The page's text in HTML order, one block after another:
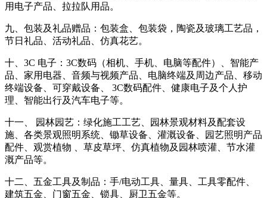
用电子产品、拉拉队用品。
九、包装及礼品赠品：包装盒、包装袋，陶瓷及玻璃工艺品，
节日礼品、活动礼品、仿真花艺。
十、 3C 电子：3C数码（相机、手机、电脑等配件）、智能产
品、家用电器、音频与视频产品、电脑终端及周边产品、移动
终端设备、可穿戴设备、 3C数码配件、健康电子及个人护
理、智能出行及汽车电子等。
十一、
园林园艺：绿化施工工艺、园林景观材料及配套设
施、各类景观照明系统、锄草设备、灌溉设备、园艺照明产品
配件、观赏植物
、草皮草坪、仿真植物及园林喷灌、节水灌
溉产品等。
十二、五金工具及制品：手/电动工具、量具、工具零配件、
建筑五金、门窗五金、锁具、厨卫五金等。